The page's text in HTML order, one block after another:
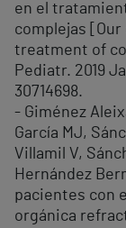
en el
complejas
treatment of
Pediatr. 2019
30714698.
- Giménez
García MJ,
Villamil V,
Hernández
pacientes con
orgánica